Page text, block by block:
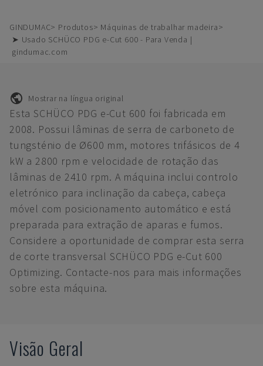
GINDUMAC Produtos
Máquinas de trabalhar madeira
➤ Usado SCHÜCO PDG e-Cut 600 - Para Venda |
gindumac.com
Mostrar na língua original
Esta SCHÜCO PDG e-Cut 600 foi fabricada em
2008. Possui lâminas de serra de carboneto de
tungsténio de Ø600 mm, motores trifásicos de 4
kW a 2800 rpm e velocidade de rotação das
lâminas de 2410 rpm. A máquina inclui controlo
eletrónico para inclinação da cabeça, cabeça
móvel com posicionamento automático e está
preparada para extração de aparas e fumos.
Considere a oportunidade de comprar esta serra
de corte transversal SCHÜCO PDG e-Cut 600
Optimizing. Contacte-nos para mais informações
sobre esta máquina.
Visão Geral